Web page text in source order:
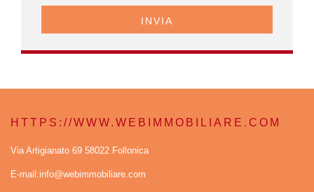
INVIA
HTTPS://WWW.WEBIMMOBILIARE.COM
Via Artigianato 69 58022 Follonica
E-mail:info@webimmobiliare.com